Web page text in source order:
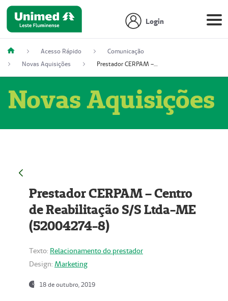
Login
Acesso Rápido
Comunicação
Novas Aquisições
Prestador CERPAM – Centro de Reabilitação S/S Ltda-ME (52004274-8)
Novas Aquisições
Prestador CERPAM – Centro
de Reabilitação S/S Ltda-ME
(52004274-8)
Texto: Relacionamento do prestador
Design: Marketing
18 de outubro, 2019